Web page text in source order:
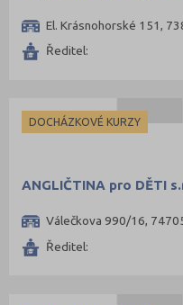
El. Krásnohorské 151,
Ředitel:
DOCHÁZKOVÉ KURZY
ANGLIČTINA pro DĚTI
Válečkova 990/16,
Ředitel: